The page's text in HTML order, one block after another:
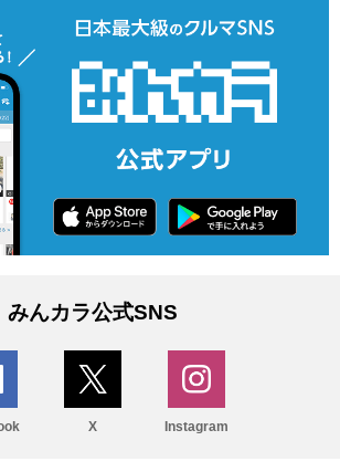
みんカラ公式SNS
X Instagram